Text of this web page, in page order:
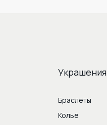
Украшения
Браслеты
Колье